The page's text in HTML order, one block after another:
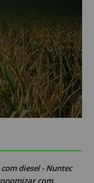
diesel - Nuntec